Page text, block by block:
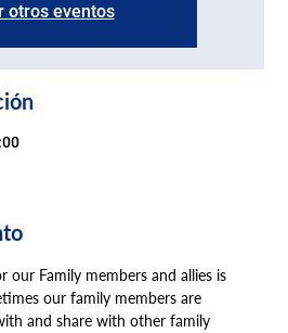
otros eventos
our Family members and allies is
our family members are
and share with other family